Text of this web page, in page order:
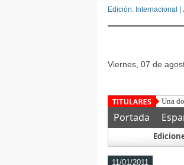
Edición: Internacional |
viernes, 07 de
Ten
Portada
11/01/2011